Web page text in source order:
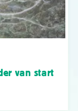
van start